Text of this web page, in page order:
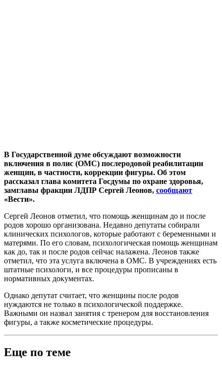
В Государственной думе обсуждают возможности
включения в полис (ОМС) послеродовой реабилитации
женщин, в частности, коррекции фигуры. Об этом
рассказал глава комитета Госдумы по охране здоровья,
замглавы фракции ЛДПР Сергей Леонов, сообщают
«Вести».
Сергей Леонов отметил, что помощь женщинам до и после
родов хорошо организована. Недавно депутаты собирали
клинических психологов, которые работают с беременными и
матерями. По его словам, психологическая помощь женщинам
как до, так и после родов сейчас налажена. Леонов также
отметил, что эта услуга включена в ОМС. В учреждениях есть
штатные психологи, и все процедуры прописаны в
нормативных документах.
Однако депутат считает, что женщины после родов
нуждаются не только в психологической поддержке.
Важными он назвал занятия с тренером для восстановления
фигуры, а также косметические процедуры.
Еще по теме